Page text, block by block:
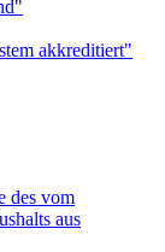
des vom
aus